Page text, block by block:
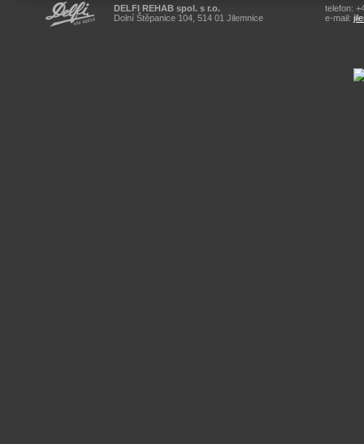
DELFI REHAB spol. s r.o.
Dolní Štěpanice 104, 514 01 Jilemnice
telefon:
e-mail: